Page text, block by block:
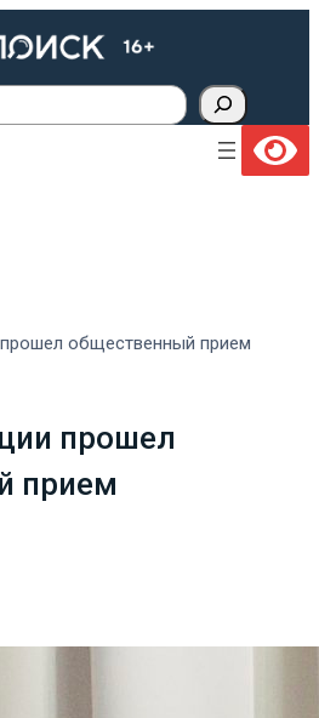
общественный прием
прошел
прием